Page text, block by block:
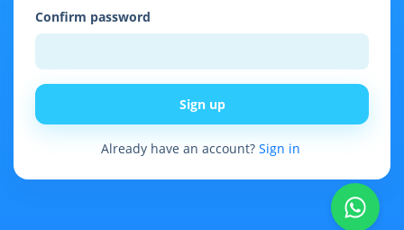
Confirm password
Sign up
Already have an account? Sign in